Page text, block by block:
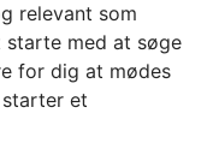
relevant som
med at søge
for dig at mødes
et